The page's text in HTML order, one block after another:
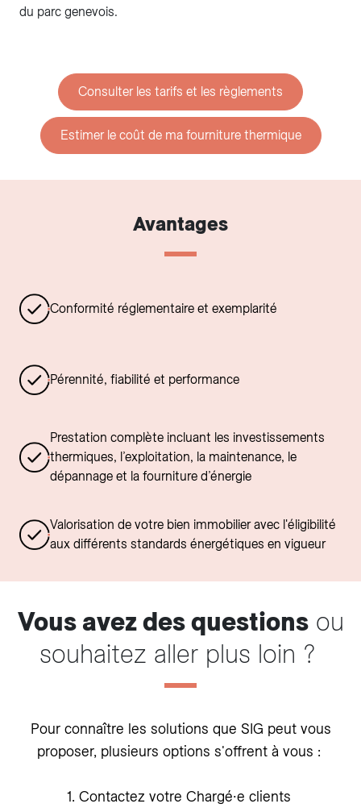
du parc genevois.
Consulter les tarifs et les règlements
Estimer le coût de ma fourniture thermique
Avantages
Conformité réglementaire et exemplarité
Pérennité, fiabilité et performance
Prestation complète incluant les investissements
thermiques, l’exploitation, la maintenance, le
dépannage et la fourniture d’énergie
Valorisation de votre bien immobilier avec l'éligibilité
aux différents standards énergétiques en vigueur
Vous avez des questionsou
souhaitez aller plus loin ?
Pour connaître les solutions que SIG peut vous
proposer, plusieurs options s'offrent à vous :
1. Contactez votre Chargé∙e clients